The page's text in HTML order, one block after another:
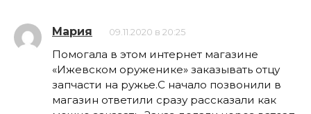
Мария 09.11.2020 в 20:25
Помогала в этом интернет магазине
«Ижевском оруженике» заказывать отцу
запчасти на ружье.С начало позвонили в
магазин ответили сразу рассказали как